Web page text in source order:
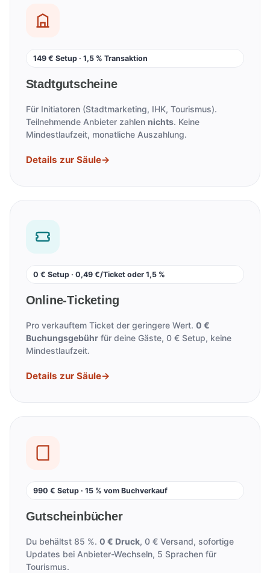
149 € Setup · 1,5 % Transaktion
Stadtgutscheine
Für Initiatoren (Stadtmarketing, IHK, Tourismus).
Teilnehmende Anbieter zahlen nichts. Keine
Mindestlaufzeit, monatliche Auszahlung.
Details zur Säule→
0 € Setup · 0,49 €/Ticket oder 1,5 %
Online-Ticketing
Pro verkauftem Ticket der geringere Wert. 0 €
Buchungsgebührfür deine Gäste, 0 € Setup, keine
Mindestlaufzeit.
Details zur Säule→
990 € Setup · 15 % vom Buchverkauf
Gutscheinbücher
Du behältst 85 %. 0 € Druck, 0 € Versand, sofortige
Updates bei Anbieter-Wechseln, 5 Sprachen für
Tourismus.